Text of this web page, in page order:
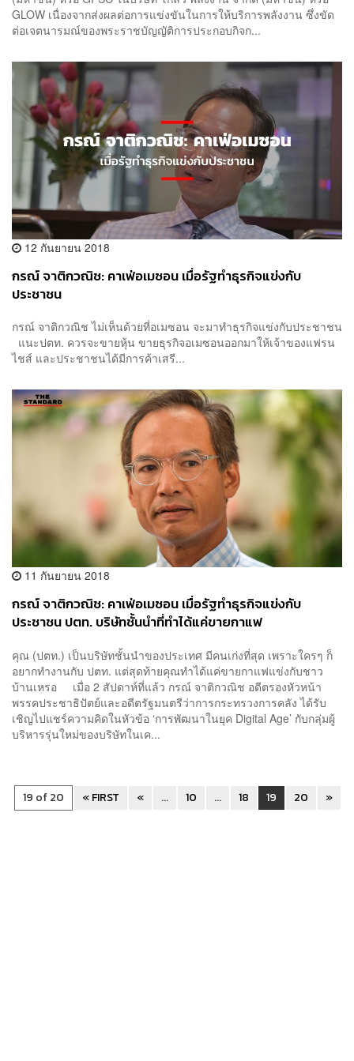
GLOW เนื่องจากส่งผลต่อการแข่งขันในการให้บริการพลังงาน ซึ่งขัด
ต่อเจตนารมณ์ของพระราชบัญญัติการประกอบกิจก...
12 กันยายน 2018
กรณ์ จาติกวณิช: คาเฟ่อเมซอน เมื่อรัฐทำธุรกิจแข่งกับ
ประชาชน
กรณ์ จาติกวณิช ไม่เห็นด้วยที่อเมซอน จะมาทำธุรกิจแข่งกับประชาชน
แนะปตท. ควรจะขายหุ้น ขายธุรกิจอเมซอนออกมาให้เจ้าของแฟรน
ไชส์ และประชาชนได้มีการค้าเสรี...
11 กันยายน 2018
กรณ์ จาติกวณิช: คาเฟ่อเมซอน เมื่อรัฐทำธุรกิจแข่งกับ
ประชาชน ปตท. บริษัทชั้นนำที่ทำได้แค่ขายกาแฟ
คุณ (ปตท.) เป็นบริษัทชั้นนำของประเทศ มีคนเก่งที่สุด เพราะใครๆ ก็
อยากทำงานกับ ปตท. แต่สุดท้ายคุณทำได้แค่ขายกาแฟแข่งกับชาว
บ้านเหรอ เมื่อ 2 สัปดาห์ที่แล้ว กรณ์ จาติกวณิช อดีตรองหัวหน้า
พรรคประชาธิปัตย์และอดีตรัฐมนตรีว่าการกระทรวงการคลัง ได้รับ
เชิญไปแชร์ความคิดในหัวข้อ ‘การพัฒนาในยุค Digital Age’ กับกลุ่มผู้
บริหารรุ่นใหม่ของบริษัทในเค...
19 of 20 « FIRST « ... 10 ... 18 19 20 »